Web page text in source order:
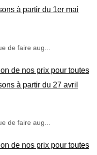
à partir du 1er mai
de faire aug...
de nos prix pour toutes
à partir du 27 avril
de faire aug...
de nos prix pour toutes